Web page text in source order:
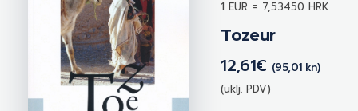
Tozeur
12,61€ (95,01 kn)
(uklj. PDV)
1 EUR = 7,53450 HRK